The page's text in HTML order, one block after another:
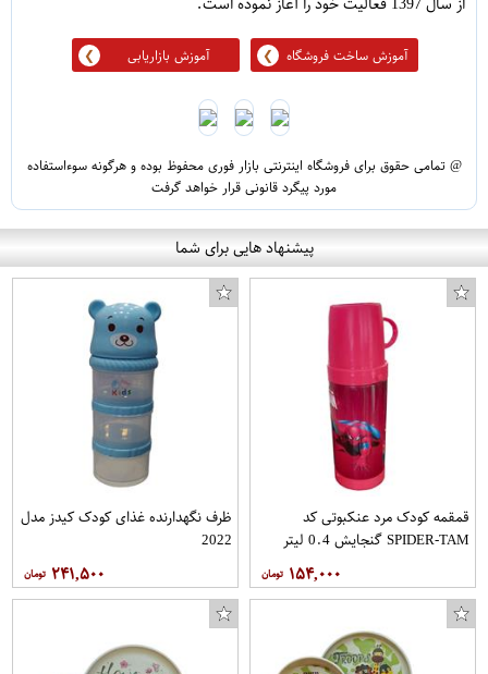
آموزش ساخت فروشگاه آموزش بازاریابی
@ تمامی حقوق برای فروشگاه اینترنتی بازار فوری محفوظ بوده و هرگونه سوءاستفاده
مورد پیگرد قانونی قرار خواهد گرفت
پیشنهاد هایی برای شما
قمقمه کودک مرد عنکبوتی کد
SPIDER-TAM گنجایش 0.4 لیتر
۱۵۴,۰۰۰
ظرف نگهدارنده غذای کودک کیدز مدل
2022
۲۴۱,۵۰۰